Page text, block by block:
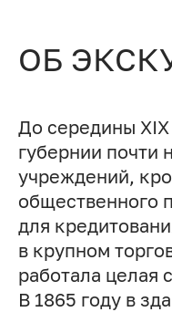
ОБ
До середины
губернии почти
учреждений,
общественного
для
в крупном
работала целая
В 1865 году в